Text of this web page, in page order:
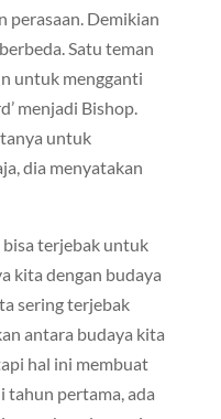
perasaan. Demikian
Satu teman
untuk mengganti
menjadi Bishop.
untuk
dia menyatakan
terjebak untuk
kita dengan budaya
sering terjebak
antara budaya kita
hal ini membuat
tahun pertama, ada